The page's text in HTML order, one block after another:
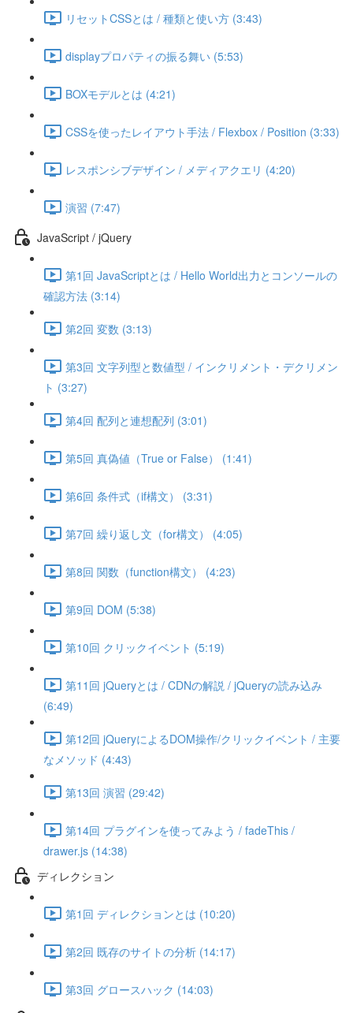
リセットCSSとは / 種類と使い方 (3:43)
displayプロパティの振る舞い (5:53)
BOXモデルとは (4:21)
CSSを使ったレイアウト手法 / Flexbox / Position (3:33)
レスポンシブデザイン / メディアクエリ (4:20)
演習 (7:47)
JavaScript / jQuery
第1回 JavaScriptとは / Hello World出力とコンソールの
確認方法 (3:14)
第2回 変数 (3:13)
第3回 文字列型と数値型 / インクリメント・デクリメン
ト (3:27)
第4回 配列と連想配列 (3:01)
第5回 真偽値（True or False） (1:41)
第6回 条件式（if構文） (3:31)
第7回 繰り返し文（for構文） (4:05)
第8回 関数（function構文） (4:23)
第9回 DOM (5:38)
第10回 クリックイベント (5:19)
第11回 jQueryとは / CDNの解説 / jQueryの読み込み
(6:49)
第12回 jQueryによるDOM操作/クリックイベント / 主要
なメソッド (4:43)
第13回 演習 (29:42)
第14回 プラグインを使ってみよう / fadeThis /
drawer.js (14:38)
ディレクション
第1回 ディレクションとは (10:20)
第2回 既存のサイトの分析 (14:17)
第3回 グロースハック (14:03)